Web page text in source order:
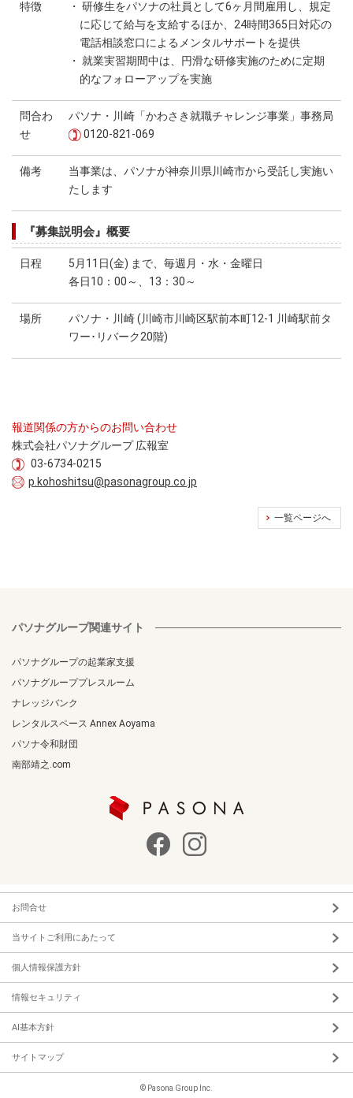
特徴
・ 研修生をパソナの社員として6ヶ月間雇用し、規定
に応じて給与を支給するほか、24時間365日対応の
電話相談窓口によるメンタルサポートを提供
・ 就業実習期間中は、円滑な研修実施のために定期
的なフォローアップを実施
問合わ
せ
パソナ・川崎「かわさき就職チャレンジ事業」事務局
0120-821-069
備考
当事業は、パソナが神奈川県川崎市から受託し実施い
たします
『募集説明会』概要
日程
5月11日(金) まで、毎週月・水・金曜日
各日10：00～、13：30～
場所
パソナ・川崎 (川崎市川崎区駅前本町12-1 川崎駅前タ
ワー･リバーク20階)
報道関係の方からのお問い合わせ
株式会社パソナグループ 広報室
03-6734-0215
p.kohoshitsu@pasonagroup.co.jp
一覧ページへ
パソナグループ関連サイト
パソナグループの起業家支援
パソナグループプレスルーム
ナレッジバンク
レンタルスペース Annex Aoyama
パソナ令和財団
南部靖之.com
お問合せ
当サイトご利用にあたって
個人情報保護方針
情報セキュリティ
AI基本方針
サイトマップ
© Pasona Group Inc.